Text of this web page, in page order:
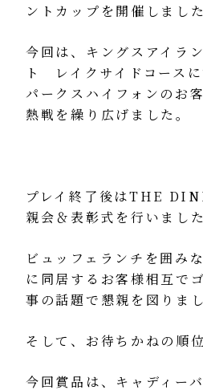
ントカップを開催しました
今回は、キングスアイラ
ト レイクサイドコース
パークスハイフォンのお
熱戦を繰り広げました。
プレイ終了後はTHE
親会＆表彰式を行いました
ビュッフェランチを囲み
に同居するお客様相互で
事の話題で懇親を図りまし
そして、お待ちかねの順
今回賞品は、キャディー